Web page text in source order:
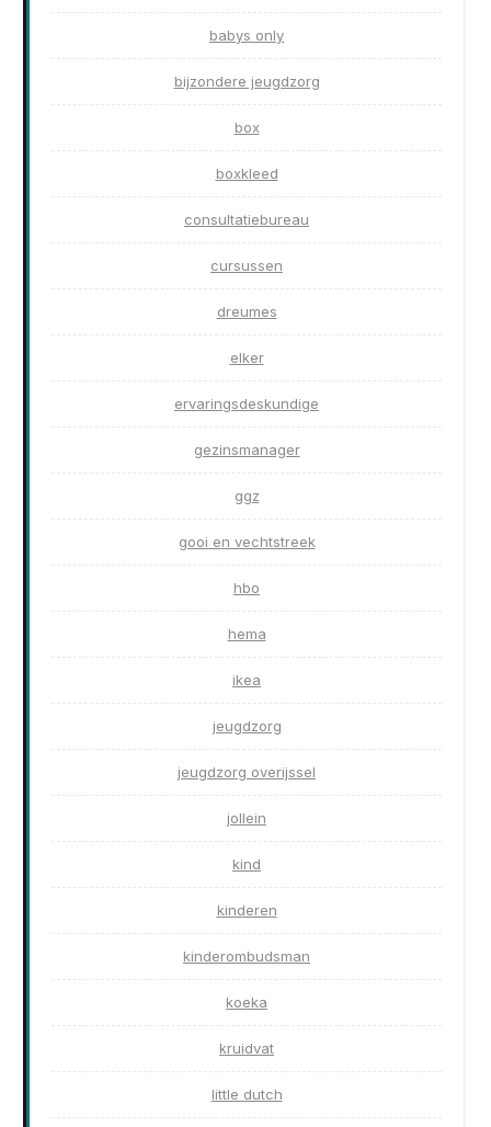
babys only
bijzondere jeugdzorg
box
boxkleed
consultatiebureau
cursussen
dreumes
elker
ervaringsdeskundige
gezinsmanager
ggz
gooi en vechtstreek
hbo
hema
ikea
jeugdzorg
jeugdzorg overijssel
jollein
kind
kinderen
kinderombudsman
koeka
kruidvat
little dutch